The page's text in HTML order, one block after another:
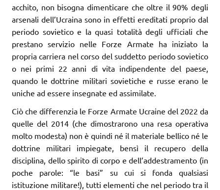
acchito, non bisogna dimenticare che oltre il 90% degli
arsenali dell’Ucraina sono in effetti ereditati proprio dal
periodo sovietico e la quasi totalità degli ufficiali che
prestano servizio nelle Forze Armate ha iniziato la
propria carriera nel corso del suddetto periodo sovietico
o nei primi 22 anni di vita indipendente del paese,
quando le dottrine militari sovietiche e russe erano le
uniche ad essere insegnate ed assimilate.
Ciò che differenzia le Forze Armate Ucraine del 2022 da
quelle del 2014 (che dimostrarono una resa operativa
molto modesta) non è quindi né il materiale bellico né le
dottrine militari impiegate, bensì il recupero della
disciplina, dello spirito di corpo e dell’addestramento (in
poche parole: “le basi” su cui si fonda qualsiasi
istituzione militare!), tutti elementi che nel periodo tra il